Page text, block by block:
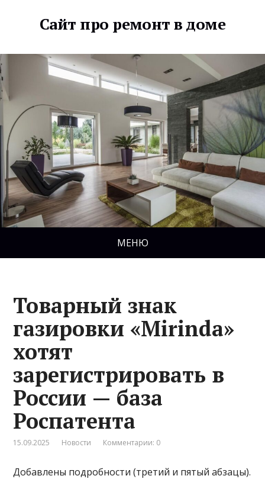
Сайт про ремонт в доме
МЕНЮ
Товарный знак
газировки «Mirinda»
хотят
зарегистрировать в
России — база
Роспатента
15.09.2025 Новости Комментарии: 0
Добавлены подробности (третий и пятый абзацы).